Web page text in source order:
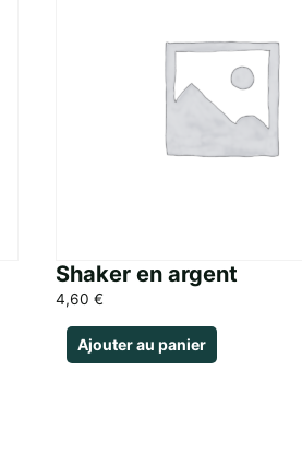
Shaker en argent
4,60 €
Ajouter au panier